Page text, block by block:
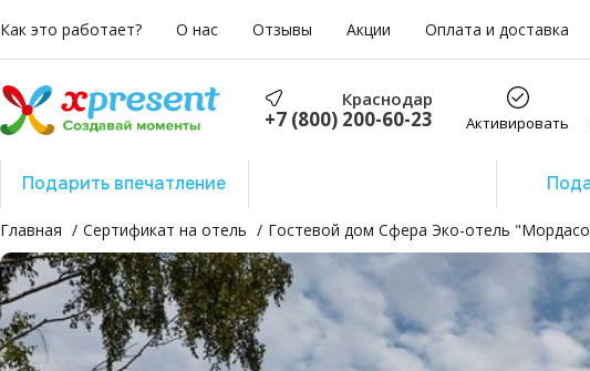
Как это работает? О нас Отзывы Акции Оплата и доставка
Краснодар
+7 (800) 200-60-23 Активировать
Подарить впечатление
Главная Сертификат на отель Гостевой дом Сфера Эко-отель